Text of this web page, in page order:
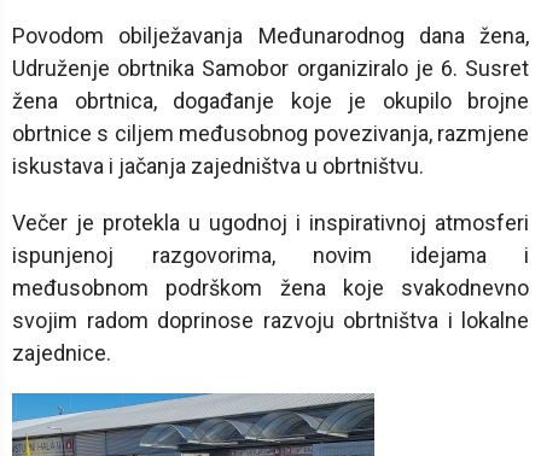
Povodom obilježavanja Međunarodnog dana žena,
Udruženje obrtnika Samobor organiziralo je 6. Susret
žena obrtnica, događanje koje je okupilo brojne
obrtnice s ciljem međusobnog povezivanja, razmjene
iskustava i jačanja zajedništva u obrtništvu.
Večer je protekla u ugodnoj i inspirativnoj atmosferi
ispunjenoj razgovorima, novim idejama i
međusobnom podrškom žena koje svakodnevno
svojim radom doprinose razvoju obrtništva i lokalne
zajednice.